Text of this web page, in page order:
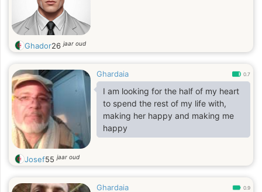
Ghador26jaar oud
Ghardaia 0.7
I am looking for the half of my heart
to spend the rest of my life with,
making her happy and making me
happy
Josef55jaar oud
Ghardaia 0.9